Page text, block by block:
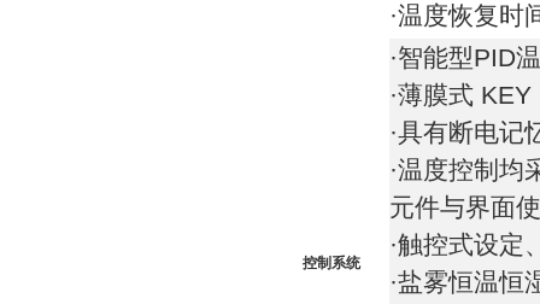
·温度恢复时
控制系统
·智能型PID
·薄膜式
·具有断电记
·温度控制均
元件与界面
·触控式设定
·盐雾恒温恒